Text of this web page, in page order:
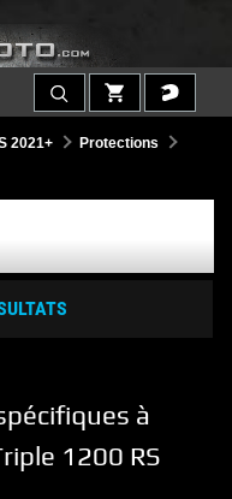
2021+
Protections
à
1200 RS